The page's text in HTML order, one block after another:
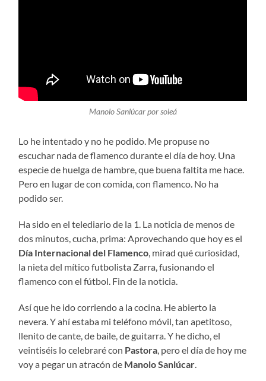
Manolo Sanlúcar por soleá
Lo he intentado y no he podido. Me propuse no
escuchar nada de flamenco durante el día de hoy. Una
especie de huelga de hambre, que buena faltita me hace.
Pero en lugar de con comida, con flamenco. No ha
podido ser.
Ha sido en el telediario de la 1. La noticia de menos de
dos minutos, cucha, prima: Aprovechando que hoy es el
Día Internacional del Flamenco, mirad qué curiosidad,
la nieta del mítico futbolista Zarra, fusionando el
flamenco con el fútbol. Fin de la noticia.
Así que he ido corriendo a la cocina. He abierto la
nevera. Y ahí estaba mi teléfono móvil, tan apetitoso,
llenito de cante, de baile, de guitarra. Y he dicho, el
veintiséis lo celebraré con Pastora, pero el día de hoy me
voy a pegar un atracón de Manolo Sanlúcar.